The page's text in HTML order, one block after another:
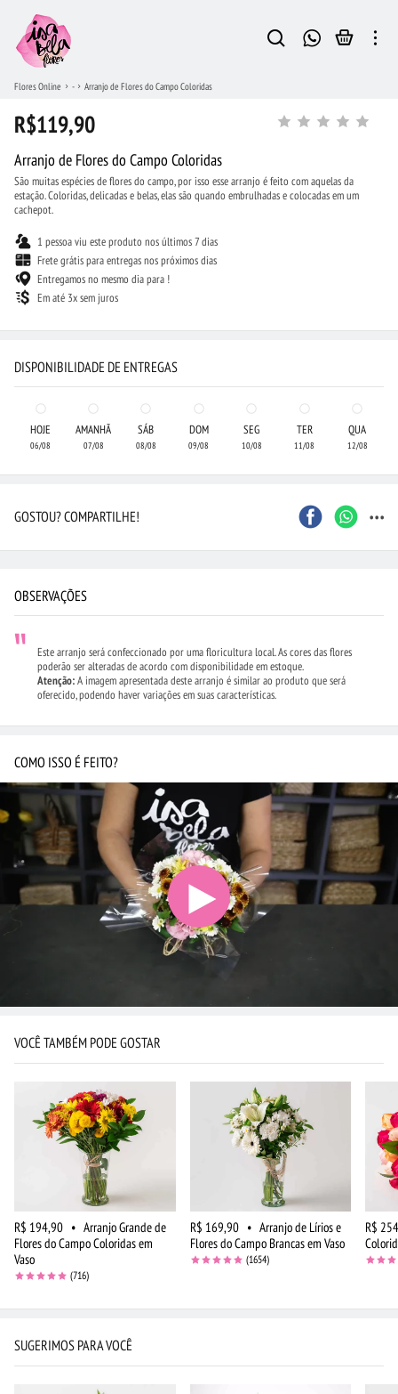
Flores Online - Arranjo de Flores do Campo Coloridas
R$119,90
Arranjo de Flores do Campo Coloridas
São muitas espécies de flores do campo, por isso esse arranjo é feito com aquelas da
estação. Coloridas, delicadas e belas, elas são quando embrulhadas e colocadas em um
cachepot.
1 pessoa viu este produto nos últimos 7 dias
Frete grátis para entregas nos próximos dias
Entregamos no mesmo dia para !
Em até 3x sem juros
DISPONIBILIDADE DE ENTREGAS
HOJE
06/08
AMANHÃ
07/08
SÁB
08/08
DOM
09/08
SEG
10/08
TER
11/08
QUA
12/08
GOSTOU? COMPARTILHE! ...
OBSERVAÇÕES
Este arranjo será confeccionado por uma floricultura local. As cores das flores
poderão ser alteradas de acordo com disponibilidade em estoque.
Atenção:A imagem apresentada deste arranjo é similar ao produto que será
oferecido, podendo haver variações em suas características.
COMO ISSO É FEITO?
VOCÊ TAMBÉM PODE GOSTAR
R$ 194,90 • Arranjo Grande de
Flores do Campo Coloridas em
Vaso
(716)
R$ 169,90 • Arranjo de Lírios e
Flores do Campo Brancas em Vaso
(1654)
R$
SUGERIMOS PARA VOCÊ